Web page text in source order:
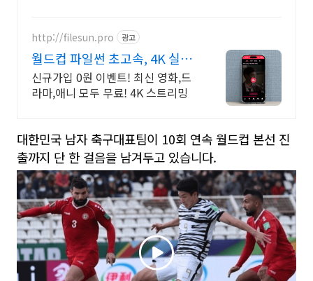
http://filesun.pro 광고
월드컵 파일썬 초고속, 4K 실시
간 보기!
신규가입 0원 이벤트! 최신 영화,드
라마,애니 모두 무료! 4K 스트리밍
대한민국 남자 축구대표팀이 10회 연속 월드컵 본선 진
출까지 단 한 걸음을 남겨두고 있습니다.